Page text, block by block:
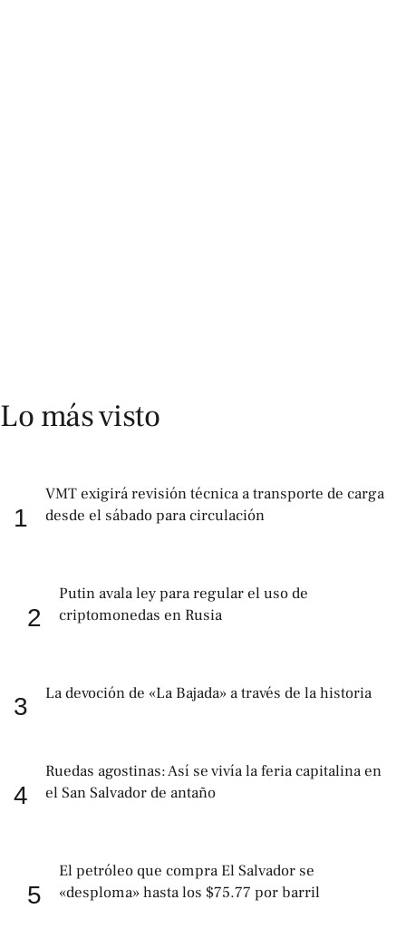
Lo más visto
1
VMT exigirá revisión técnica a transporte de carga
desde el sábado para circulación
2
Putin avala ley para regular el uso de
criptomonedas en Rusia
3 La devoción de «La Bajada» a través de la historia
4
Ruedas agostinas: Así se vivía la feria capitalina en
el San Salvador de antaño
5
El petróleo que compra El Salvador se
«desploma» hasta los $75.77 por barril